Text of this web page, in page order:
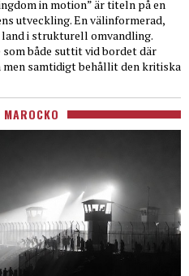
in motion” är titeln på en
utveckling. En välinformerad,
i strukturell omvandling.
både suttit vid bordet där
samtidigt behållit den kritiska